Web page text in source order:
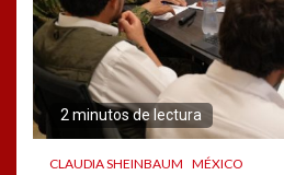
2 minutos de lectura
CLAUDIA SHEINBAUM MÉXICO